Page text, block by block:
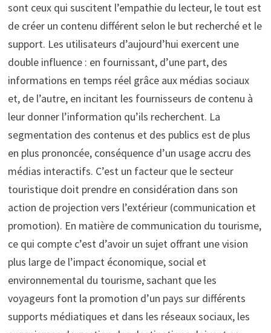
sont ceux qui suscitent l’empathie du lecteur, le tout est
de créer un contenu différent selon le but recherché et le
support. Les utilisateurs d’aujourd’hui exercent une
double influence : en fournissant, d’une part, des
informations en temps réel grâce aux médias sociaux
et, de l’autre, en incitant les fournisseurs de contenu à
leur donner l’information qu’ils recherchent. La
segmentation des contenus et des publics est de plus
en plus prononcée, conséquence d’un usage accru des
médias interactifs. C’est un facteur que le secteur
touristique doit prendre en considération dans son
action de projection vers l’extérieur (communication et
promotion). En matière de communication du tourisme,
ce qui compte c’est d’avoir un sujet offrant une vision
plus large de l’impact économique, social et
environnemental du tourisme, sachant que les
voyageurs font la promotion d’un pays sur différents
supports médiatiques et dans les réseaux sociaux, les